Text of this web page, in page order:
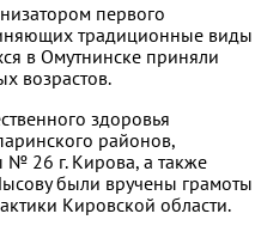
первого
традиционные виды
в Омутнинске приняли
возрастов.
здоровья
районов,
№ 26 г. Кирова, а также
были вручены грамоты
Кировской области.